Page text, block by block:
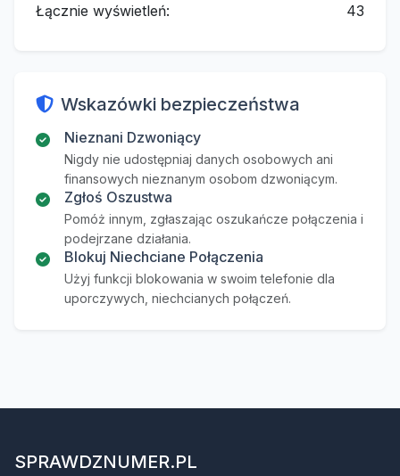
Łącznie wyświetleń: 43
Wskazówki bezpieczeństwa
Nieznani Dzwoniący
Nigdy nie udostępniaj danych osobowych ani
finansowych nieznanym osobom dzwoniącym.
Zgłoś Oszustwa
Pomóż innym, zgłaszając oszukańcze połączenia i
podejrzane działania.
Blokuj Niechciane Połączenia
Użyj funkcji blokowania w swoim telefonie dla
uporczywych, niechcianych połączeń.
SPRAWDZNUMER.PL